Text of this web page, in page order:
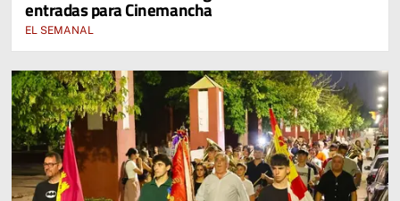
entradas para Cinemancha
EL SEMANAL